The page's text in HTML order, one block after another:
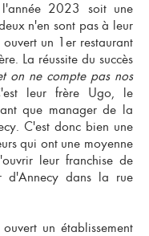
2023 soit une
n'en sont pas à leur
un 1er restaurant
La réussite du succès
on ne compte pas nos
leur frère Ugo, le
que manager de la
C'est donc bien une
qui ont une moyenne
leurfranchise de
dans la rue
un établissement